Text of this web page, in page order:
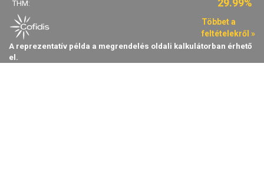
THM:
29.99%
Többet a
feltételekről »
A reprezentatív példa a megrendelés oldali kalkulátorban érhető
el.